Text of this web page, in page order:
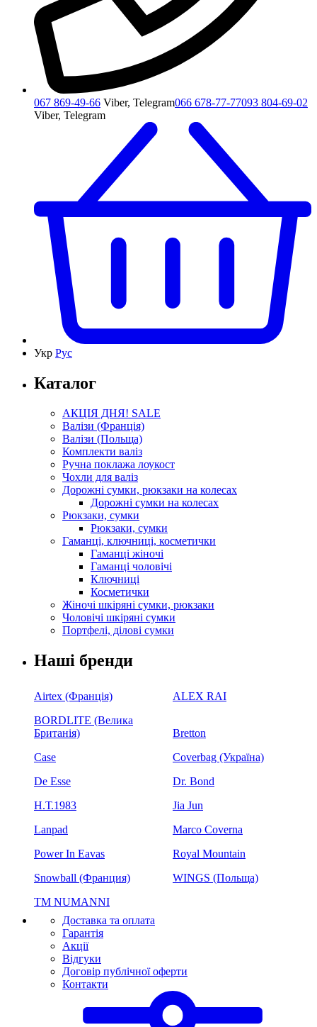
067 869-49-66 Viber, Telegram066 678-77-77093 804-69-02
Viber, Telegram
Укр Рус
Каталог
АКЦІЯ ДНЯ! SALE
Валізи (Франція)
Валізи (Польща)
Комплекти валіз
Ручна поклажа лоукост
Чохли для валіз
Дорожні сумки, рюкзаки на колесах
Дорожні сумки на колесах
Рюкзаки, сумки
Рюкзаки, сумки
Гаманці, ключниці, косметички
Гаманці жіночі
Гаманці чоловічі
Ключниці
Косметички
Жіночі шкіряні сумки, рюкзаки
Чоловічі шкіряні сумки
Портфелі, ділові сумки
Наші бренди
Airtex (Франція)
ALEX RAI
BORDLITE (Велика
Британія)
Bretton
Case
Coverbag (Україна)
De Esse
Dr. Bond
H.Т.1983
Jia Jun
Lanpad
Marco Coverna
Power In Eavas
Royal Mountain
Snowball (Франция)
WINGS (Польща)
ТМ NUMANNI
Доставка та оплата
Гарантія
Акції
Відгуки
Договір публічної оферти
Контакти